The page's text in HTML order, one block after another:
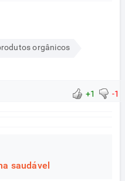
orgânicos
+1 -1
saudável